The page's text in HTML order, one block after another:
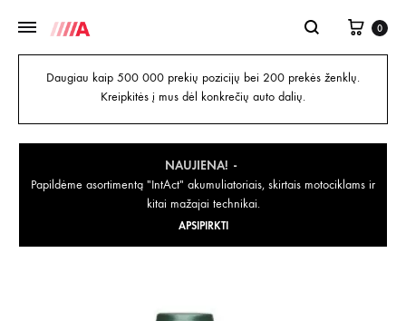
0
Daugiau kaip 500 000 prekių pozicijų bei 200 prekės ženklų.
Kreipkitės į mus dėl konkrečių auto dalių.
NAUJIENA!
Papildėme asortimentą "IntAct" akumuliatoriais, skirtais motociklams ir
kitai mažajai technikai.
APSIPIRKTI